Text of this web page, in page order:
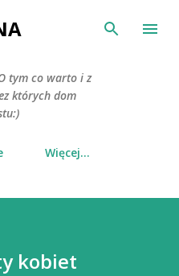
zawartości
tym co warto i z
których dom
Więcej…
kobiet